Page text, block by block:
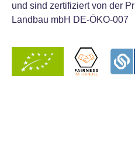
und sind zertifiziert von der
Landbau mbH DE-ÖKO-007